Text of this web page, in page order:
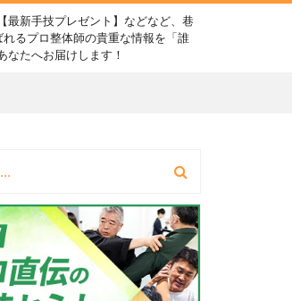
最新手技プレゼント】などなど、巷
れるプロ整体師の貴重な情報を「誰
なたへお届けします！